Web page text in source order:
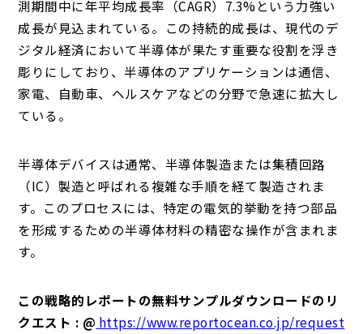
測期間中に年平均成長率（CAGR）7.3%という力強い
成長が見込まれている。この持続的成長は、現代のデ
ジタル経済において半導体が果たす重要な役割を浮き
彫りにしており、半導体のアプリケーションは通信、
家電、自動車、ヘルスケアなどの分野で急速に拡大し
ている。
半導体デバイスは通常、半導体製造または集積回路
（IC）製造と呼ばれる複雑な手順を経て製造されま
す。このプロセスには、特定の電気的挙動を持つ部品
を形成するための半導体材料の精密な操作が含まれま
す。
この戦略的レポートの無料サンプルダウンロードのリ
クエスト : @ https://www.reportocean.co.jp/request